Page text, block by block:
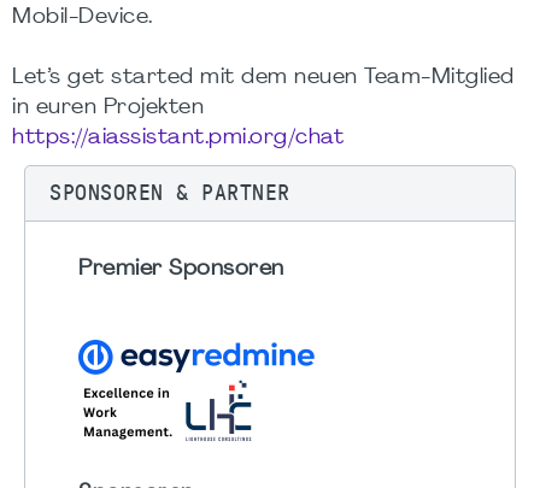
Mobil-Device.
Let’s get started mit dem neuen Team-Mitglied
in euren Projekten
https://aiassistant.pmi.org/chat
SPONSOREN & PARTNER
Premier Sponsoren